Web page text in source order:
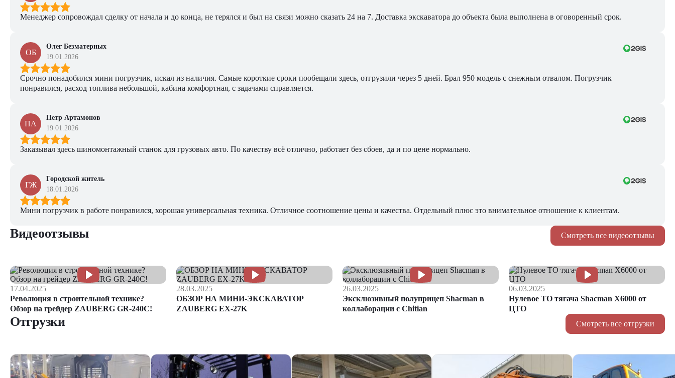
Менеджер сопровождал сделку от начала и до конца, не терялся и был на связи можно сказать 24 на 7. Доставка экскаватора до объекта была выполнена в оговоренный срок.
ОБ
Олег Безматерных
19.01.2026
Срочно понадобился мини погрузчик, искал из наличия. Самые короткие сроки пообещали здесь, отгрузили через 5 дней. Брал 950 модель с снежным отвалом. Погрузчик
понравился, расход топлива небольшой, кабина комфортная, с задачами справляется.
ПА
Петр Артамонов
19.01.2026
Заказывал здесь шиномонтажный станок для грузовых авто. По качеству всё отлично, работает без сбоев, да и по цене нормально.
ГЖ
Городской житель
18.01.2026
Мини погрузчик в работе понравился, хорошая универсальная техника. Отличное соотношение цены и качества. Отдельный плюс это внимательное отношение к клиентам.
Смотреть все видеоотзывы
Видеоотзывы
17.04.2025
Революция в строительной технике?
Обзор на грейдер ZAUBERG GR-240C!
28.03.2025
ОБЗОР НА МИНИ-ЭКСКАВАТОР
ZAUBERG EX-27K
26.03.2025
Эксклюзивный полуприцеп Shacman в
коллаборации с Chitian
06.03.2025
Нулевое ТО тягача Shacman Х6000 от
ЦТО
Смотреть все отгрузки
Отгрузки